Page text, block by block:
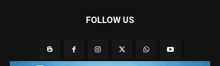
FOLLOW US